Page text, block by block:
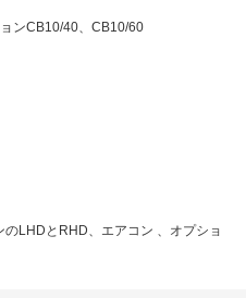
ンCB10/40、CB10/60
LHDとRHD、エアコン 、オプショ